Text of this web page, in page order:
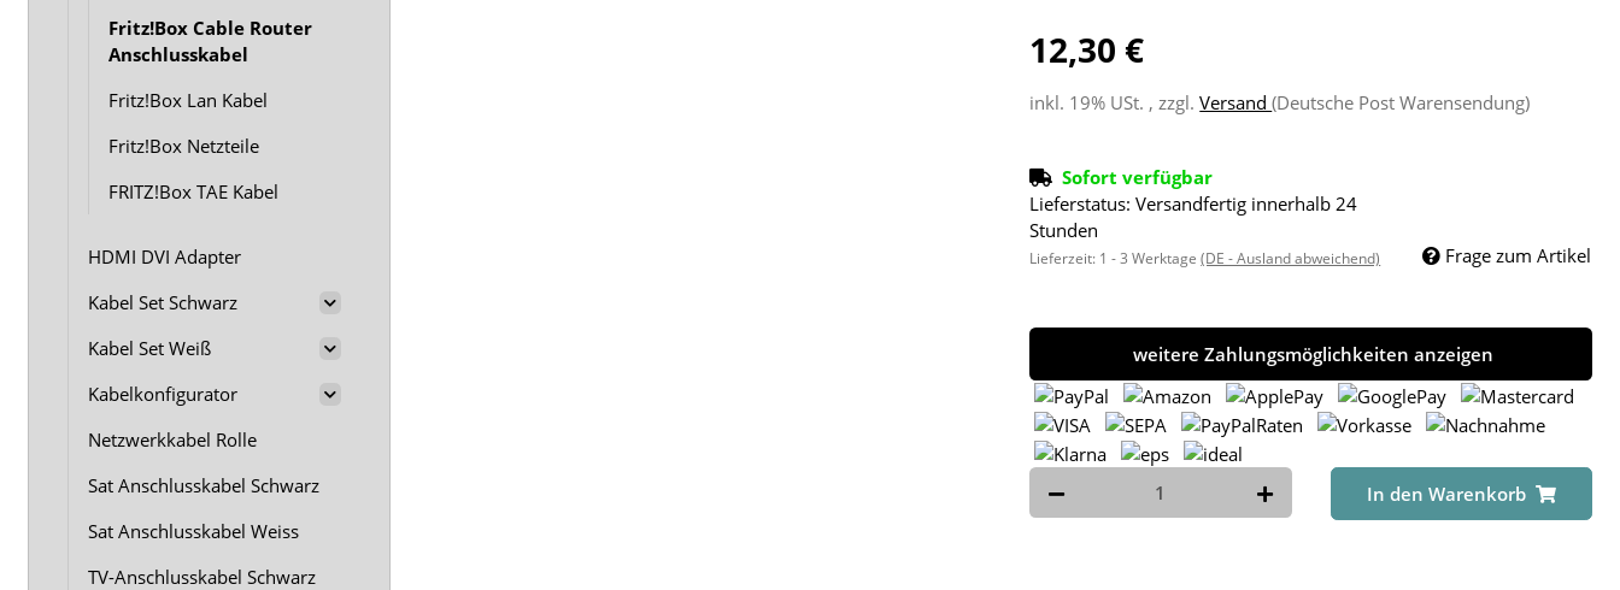
12,30 €
inkl. 19% USt. , zzgl.Versand(Deutsche Post Warensendung)
Sofort verfügbar
Lieferstatus: Versandfertig innerhalb 24
Stunden
Lieferzeit: 1 - 3 Werktage(DE - Ausland abweichend) Frage zum Artikel
weitere Zahlungsmöglichkeiten anzeigen
In den Warenkorb
Fritz!Box Cable Router
Anschlusskabel
Fritz!Box Lan Kabel
Fritz!Box Netzteile
FRITZ!Box TAE Kabel
HDMI DVI Adapter
Kabel Set Schwarz
Kabel Set Weiß
Kabelkonfigurator
Netzwerkkabel Rolle
Sat Anschlusskabel Schwarz
Sat Anschlusskabel Weiss
TV-Anschlusskabel Schwarz